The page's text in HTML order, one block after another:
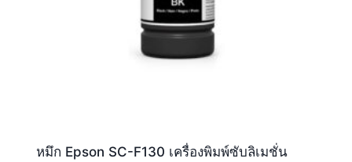
หมึก Epson SC-F130 เครื่องพิมพ์ซับลิเมชั่น